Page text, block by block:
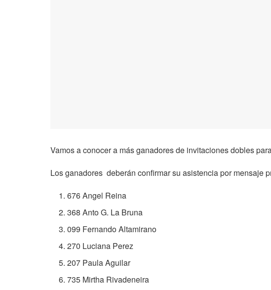
Vamos a conocer a más ganadores de invitaciones dobles
Los ganadores deberán confirmar su asistencia por mensaje
676 Angel Reina
368 Anto G. La Bruna
099 Fernando Altamirano
270 Luciana Perez
207 Paula Aguilar
735 Mirtha Rivadeneira